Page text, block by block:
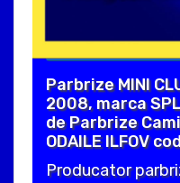
Parbrize MINI
2008, marca
de Parbrize
ODAILE ILFOV
Producator